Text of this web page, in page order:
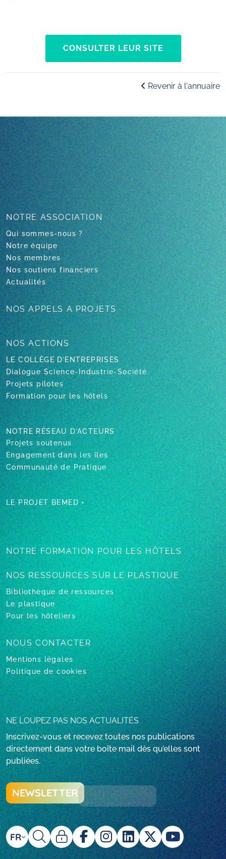
CONSULTER LEUR SITE
Revenir à l'annuaire
NOTREASSOCIATION
Qui sommes-nous ?
Notre équipe
Nos membres
Nos soutiens financiers
Actualités
NOS APPELSA PROJETS
NOS ACTIONS
LE COLLÈGE D’ENTREPRISES
Dialogue Science-Industrie-Société
Projets pilotes
Formation pour les hôtels
NOTRE RÉSEAU D’ACTEURS
Projets soutenus
Engagement dans les îles
Communauté de Pratique
LE PROJET BEMED +
NOTRE FORMATIONPOUR LES HÔTELS
NOS RESSOURCESSUR LE PLASTIQUE
Bibliothèque de ressources
Le plastique
Pour les hôteliers
NOUS CONTACTER
Mentions légales
Politique de cookies
NE LOUPEZ PAS NOS ACTUALITÉS
Inscrivez-vous et recevez toutes nos publications
directement dans votre boîte mail dès qu’elles sont
publiées.
NEWSLETTER
FR